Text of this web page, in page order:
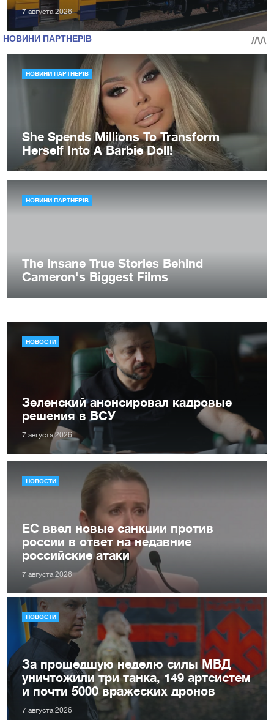
7 августа 2026
НОВОСТИ
Зеленский анонсировал кадровые
решения в ВСУ
7 августа 2026
НОВОСТИ
ЕС ввел новые санкции против
россии в ответ на недавние
российские атаки
7 августа 2026
НОВОСТИ
За прошедшую неделю силы МВД
уничтожили три танка, 149 артсистем
и почти 5000 вражеских дронов
7 августа 2026